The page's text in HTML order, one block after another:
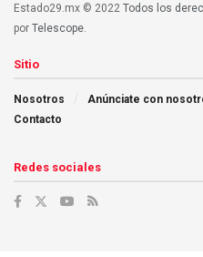
Estado29.mx © 2022 Todos los
por Telescope
Sitio
Nosotros Anúnciate con
Contacto
Redes sociales